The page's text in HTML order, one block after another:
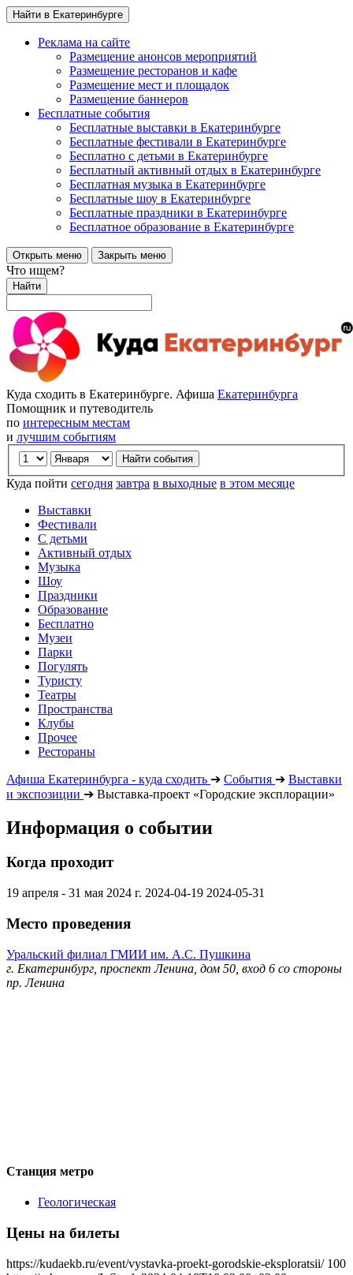
Найти в Екатеринбурге
Реклама на сайте
Размещение анонсов мероприятий
Размещение ресторанов и кафе
Размещение мест и площадок
Размещение баннеров
Бесплатные события
Бесплатные выставки в Екатеринбурге
Бесплатные фестивали в Екатеринбурге
Бесплатно с детьми в Екатеринбурге
Бесплатный активный отдых в Екатеринбурге
Бесплатная музыка в Екатеринбурге
Бесплатные шоу в Екатеринбурге
Бесплатные праздники в Екатеринбурге
Бесплатное образование в Екатеринбурге
Открыть меню Закрыть меню
Что ищем?
Найти
Куда сходить в Екатеринбурге. Афиша Екатеринбурга
Помощник и путеводитель
по интересным местам
и лучшим событиям
Куда пойти сегодня завтра в выходные в этом месяце
Выставки
Фестивали
С детьми
Активный отдых
Музыка
Шоу
Праздники
Образование
Бесплатно
Музеи
Парки
Погулять
Туристу
Театры
Пространства
Клубы
Прочее
Рестораны
Афиша Екатеринбурга - куда сходить ➔ События ➔ Выставки
и экспозиции ➔ Выставка-проект «Городские эксплорации»
Информация о событии
Когда проходит
19 апреля - 31 мая 2024 г. 2024-04-19 2024-05-31
Место проведения
Уральский филиал ГМИИ им. А.С. Пушкина
г. Екатеринбург, проспект Ленина, дом 50, вход 6 со стороны
пр. Ленина
Станция метро
Геологическая
Цены на билеты
https://kudaekb.ru/event/vystavka-proekt-gorodskie-eksploratsii/ 100